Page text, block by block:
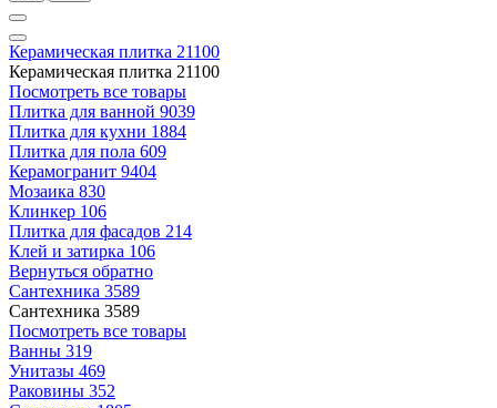
Керамическая плитка 21100
Керамическая плитка 21100
Посмотреть все товары
Плитка для ванной 9039
Плитка для кухни 1884
Плитка для пола 609
Керамогранит 9404
Мозаика 830
Клинкер 106
Плитка для фасадов 214
Клей и затирка 106
Вернуться обратно
Сантехника 3589
Сантехника 3589
Посмотреть все товары
Ванны 319
Унитазы 469
Раковины 352